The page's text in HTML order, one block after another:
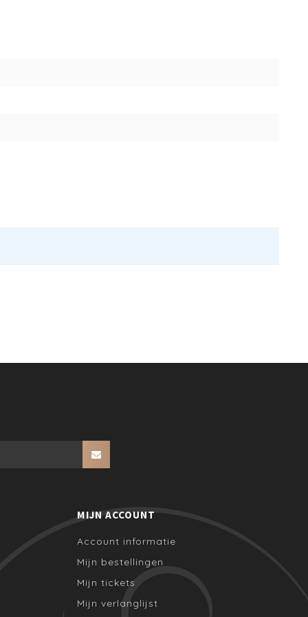
MIJN ACCOUNT
Account informatie
Mijn bestellingen
Mijn tickets
Mijn verlanglijst